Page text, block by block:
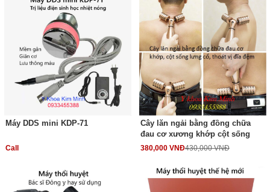
Máy DDS mini KDP-71
Call
Cây lăn ngải bằng đồng chữa
đau cơ xương khớp cột sống
380,000 VNĐ430,000 VNĐ